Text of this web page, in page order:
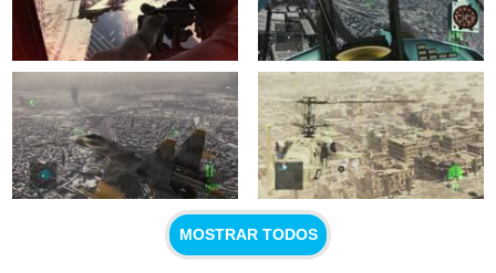
MOSTRAR TODOS